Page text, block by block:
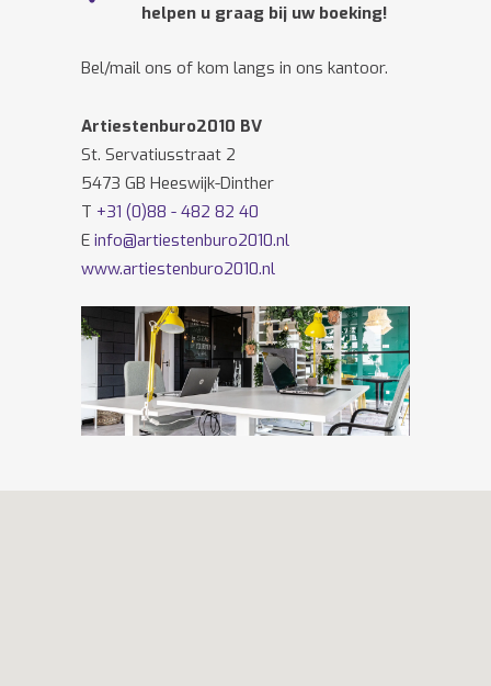
helpen u graag bij uw boeking!
Bel/mail ons of kom langs in ons kantoor.
Artiestenburo2010 BV
St. Servatiusstraat 2
5473 GB Heeswijk-Dinther
T +31 (0)88 - 482 82 40
E info@artiestenburo2010.nl
www.artiestenburo2010.nl
Volg ons ook opFacebookenTwitter